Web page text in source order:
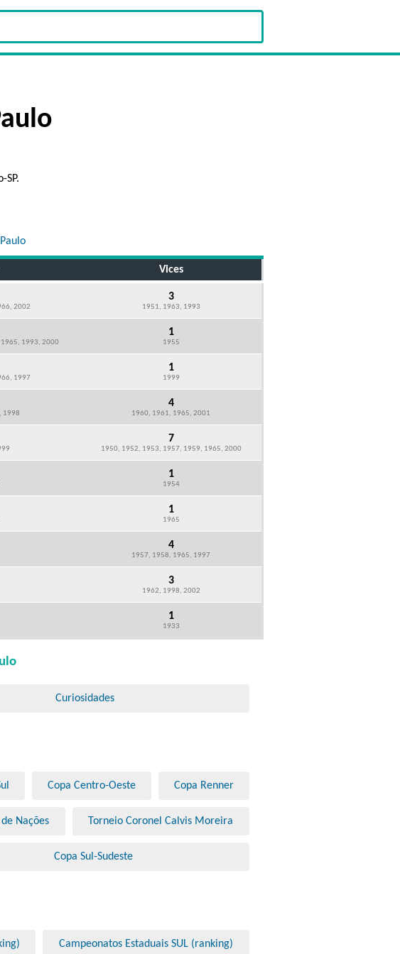
SP.
Vices
2002
3
1951, 1963, 1993
1965, 1993, 2000
1
1955
1997
1
1999
1998
4
1960, 1961, 1965, 2001
7
1950, 1952, 1953, 1957, 1959, 1965, 2000
1
1954
1
1965
4
1957, 1958, 1965, 1997
3
1962, 1998, 2002
1
1933
Curiosidades
Copa Centro-Oeste Copa Renner
Nações Torneio Coronel Calvis Moreira
Copa Sul-Sudeste
Campeonatos Estaduais SUL (ranking)